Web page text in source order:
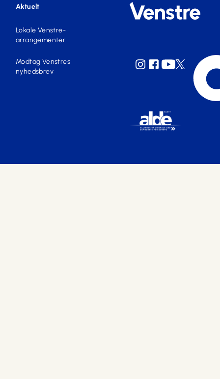
Aktuelt
Lokale Venstre-
arrangementer
Modtag Venstres
nyhedsbrev